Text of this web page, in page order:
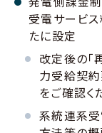
受電サービス
たに設定
改定後の
力受給契約
をご確認く
系統連系